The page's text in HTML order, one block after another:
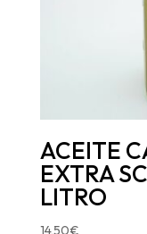
ACEITE
EXTRA
LITRO
14,50€